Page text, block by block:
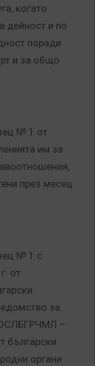
когато
дейност и по
поради
и за общо
№ 1 от
им за
през месец
№ 1 с
от
за
–
български
органи